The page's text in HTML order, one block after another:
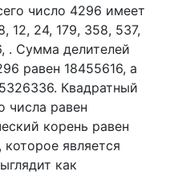
число 4296 имеет
12, 24, 179, 358, 537,
. Сумма делителей
равен 18455616, а
Квадратный
числа равен
корень равен
является
как